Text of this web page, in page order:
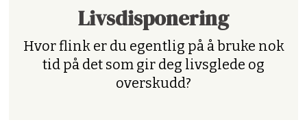
Livsdisponering
Hvor flink er du egentlig på å bruke nok
tid på det som gir deg livsglede og
overskudd?